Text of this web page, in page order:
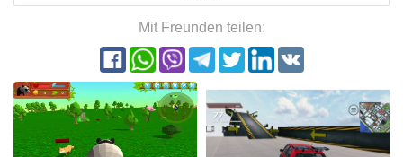
Mit Freunden teilen: